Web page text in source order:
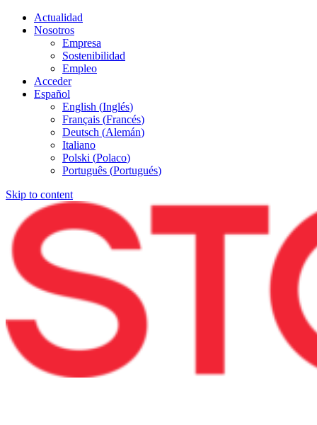
Actualidad
Nosotros
Empresa
Sostenibilidad
Empleo
Acceder
Español
English (Inglés)
Français (Francés)
Deutsch (Alemán)
Italiano
Polski (Polaco)
Português (Portugués)
Skip to content